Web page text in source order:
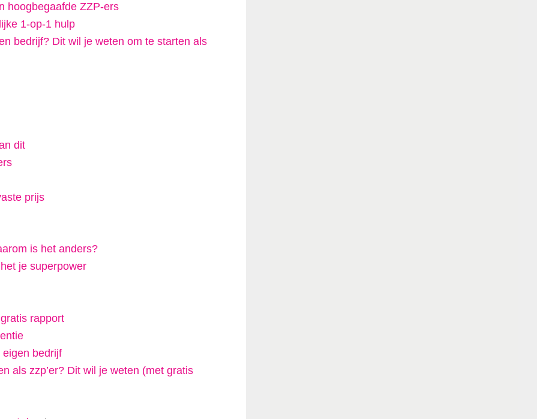
hoogbegaafde ZZP-ers
1-op-1 hulp
bedrijf? Dit wil je weten om te starten als
dit
prijs
is het anders?
je superpower
rapport
bedrijf
als zzp’er? Dit wil je weten (met gratis